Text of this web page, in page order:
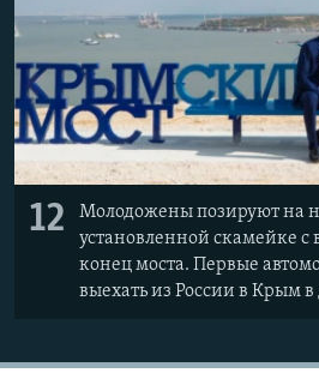
12
Молодожены позируют на
установленной скамейке
конец моста. Первые
выехать из России в Крым в